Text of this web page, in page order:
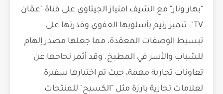
"بهار ونار" مع الشيف امتياز الجيتاوي على قناة "عمّان
TV". تتميز رنيم بأسلوبها العفوي وقدرتها على
تبسيط الوصفات المعقدة، مما جعلها مصدر إلهام
للشباب والأسر في المطبخ. وقد أثمر نجاحها عن
تعاونات تجارية مهمة، حيث تم اختيارها سفيرة
لعلامات تجارية بارزة مثل "الكسيح" للمنتجات